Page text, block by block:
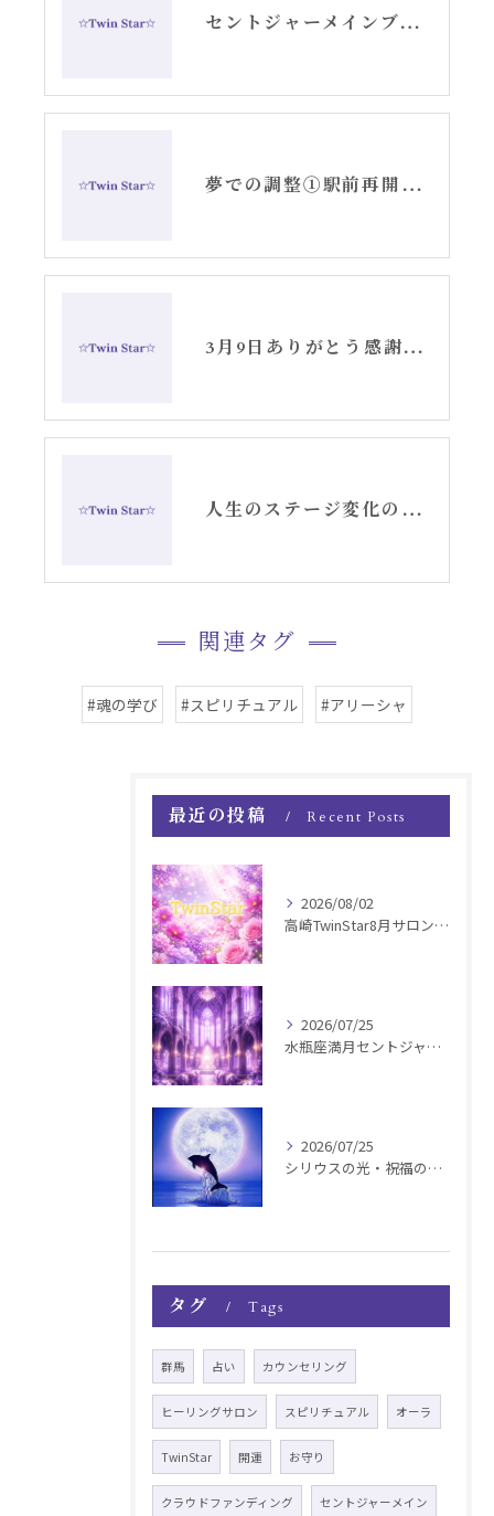
セントジャーメインブレッシングカードリーディング
夢での調整①駅前再開発と観音橋〜アリーシャ記録〜
3月9日ありがとう感謝の日
人生のステージ変化のサイン・夢からのスピリチュアルメッセージ②
関連タグ
#魂の学び #スピリチュアル #アリーシャ
最近の投稿 Recent Posts
2026/08/02
高崎TwinStar8月サロンお知らせ
2026/07/25
水瓶座満月セントジャーメインGSVF遠隔お知らせ
2026/07/25
シリウスの光・祝福の波動チャージ遠隔お知らせ〜銀河新年〜
タグ Tags
群馬 占い カウンセリング
ヒーリングサロン スピリチュアル オーラ
TwinStar 開運 お守り
クラウドファンディング セントジャーメイン